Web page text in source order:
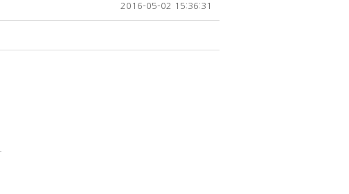
2016-05-02 15:36:31